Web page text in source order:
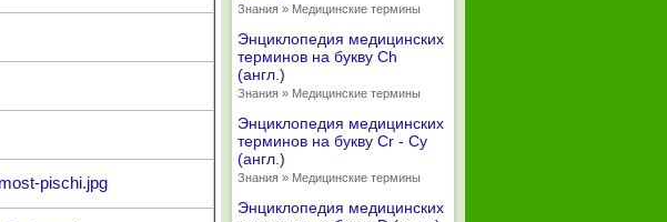
pischi.jpg
Знания » Медицинские термины
Энциклопедия медицинских
терминов на букву Ch
(англ.)
Знания » Медицинские термины
Энциклопедия медицинских
терминов на букву Cr - Cy
(англ.)
Знания » Медицинские термины
Энциклопедия медицинских